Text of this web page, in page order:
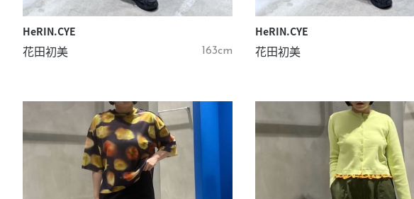
HeRIN.CYE
花田初美 163cm
HeRIN.CYE
花田初美